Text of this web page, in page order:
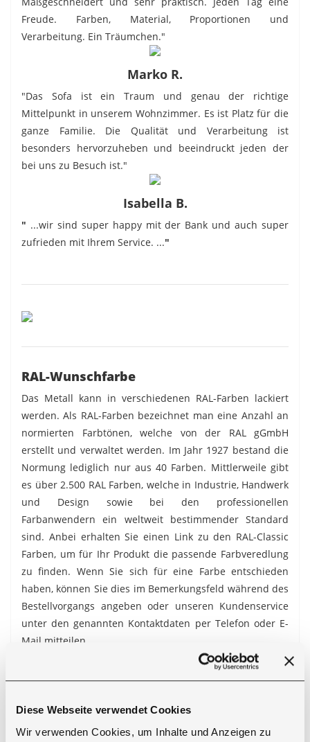
Diese Webseite verwendet Cookies
Wir verwenden Cookies, um Inhalte und Anzeigen zu
Freude. Farben, Material, Proportionen und
Verarbeitung. Ein Träumchen."
Marko R.
"Das Sofa ist ein Traum und genau der richtige
Mittelpunkt in unserem Wohnzimmer. Es ist Platz für die
ganze Familie. Die Qualität und Verarbeitung ist
besonders hervorzuheben und beeindruckt jeden der
bei uns zu Besuch ist."
Isabella B.
" ...wir sind super happy mit der Bank und auch super
zufrieden mit Ihrem Service. ..."
RAL-Wunschfarbe
Das Metall kann in verschiedenen RAL-Farben lackiert
werden. Als RAL-Farben bezeichnet man eine Anzahl an
normierten Farbtönen, welche von der RAL gGmbH
erstellt und verwaltet werden. Im Jahr 1927 bestand die
Normung lediglich nur aus 40 Farben. Mittlerweile gibt
es über 2.500 RAL Farben, welche in Industrie, Handwerk
und Design sowie bei den professionellen
Farbanwendern ein weltweit bestimmender Standard
sind. Anbei erhalten Sie einen Link zu den RAL-Classic
Farben, um für Ihr Produkt die passende Farbveredlung
zu finden. Wenn Sie sich für eine Farbe entschieden
haben, können Sie dies im Bemerkungsfeld während des
Bestellvorgangs angeben oder unseren Kundenservice
unter den genannten Kontaktdaten per Telefon oder E-
Mail mitteilen.
Bitte beachten Sie, dass unsere Möbel ausschließlich für
den Innenbereich konzipiert sind. Sofern Sie Möbel für
den Outdoor Bereich suchen, empfehlen wir unsere
gern bei uns an.